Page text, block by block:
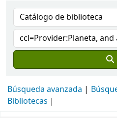
Búsqueda avanzada
Bibliotecas